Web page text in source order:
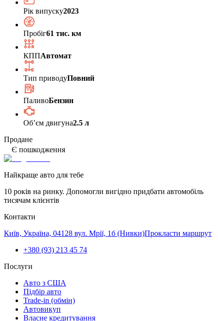
Рік випуску2023
Пробіг61 тис. км
КППАвтомат
Тип приводуПовний
ПаливоБензин
Обʼєм двигуна2.5 л
Продане
Є пошкодження
Найкраще авто для тебе
10 років на ринку. Допомогли вигідно придбати автомобіль
тисячам клієнтів
Контакти
Київ, Україна, 04128 вул. Мрії, 1б (Нивки)Прокласти маршрут
+380 (93) 213 45 74
Послуги
Авто з США
Підбір авто
Trade-in (обмін)
Автовикуп
Власне кредитування